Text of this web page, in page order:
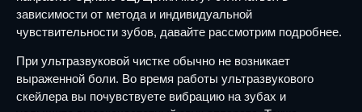
зависимости от метода и индивидуальной
чувствительности зубов, давайте рассмотрим подробнее.
При ультразвуковой чистке обычно не возникает
выраженной боли. Во время работы ультразвукового
скейлера вы почувствуете вибрацию на зубах и